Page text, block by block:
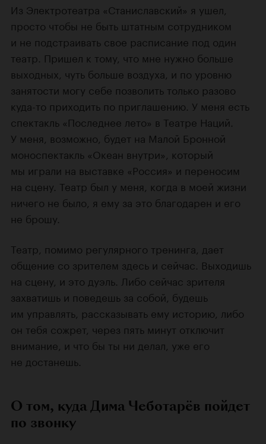
Из Электротеатра «Станиславский» я ушел,
просто чтобы не быть штатным сотрудником
и не подстраивать свое расписание под один
театр. Пришел к тому, что мне нужно больше
выходных, чуть больше воздуха, и по уровню
занятости могу себе позволить только разово
куда-то приходить по приглашению. У меня есть
спектакль «Последнее лето» в Театре Наций.
У меня, возможно, будет на Малой Бронной
моноспектакль «Океан внутри», который
мы играли на выставке «Россия» и переносим
на сцену. Театр был у меня, когда в моей жизни
ничего не было, я ему за это благодарен и его
не брошу.
Театр, помимо регулярного тренинга, дает
общение со зрителем здесь и сейчас. Выходишь
на сцену, и это дуэль. Либо сейчас зрителя
захватишь и поведешь за собой, будешь
им управлять, рассказывать ему историю, либо
он тебя сожрет, через пять минут отключит
внимание, и что бы ты ни делал, уже его
не достанешь.
О том, куда Дима Чеботарёв пойдет
по звонку